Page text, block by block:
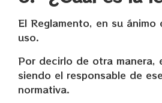
El Reglamento, en su
uso.
Por decirlo de otra manera,
siendo el responsable de
normativa.